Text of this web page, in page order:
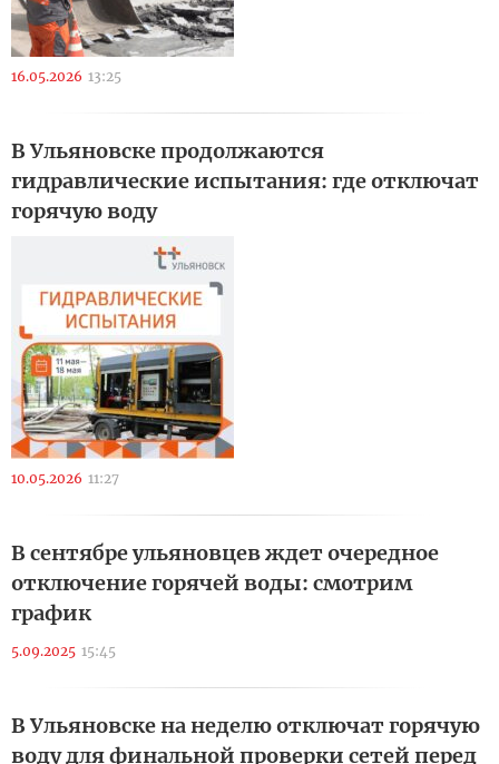
16.05.2026 13:25
В Ульяновске продолжаются
гидравлические испытания: где отключат
горячую воду
10.05.2026 11:27
В сентябре ульяновцев ждет очередное
отключение горячей воды: смотрим
график
5.09.2025 15:45
В Ульяновске на неделю отключат горячую
воду для финальной проверки сетей перед